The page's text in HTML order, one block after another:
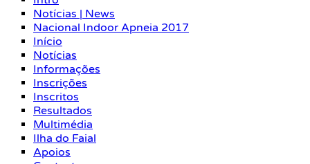
Notícias | News
Nacional Indoor Apneia 2017
Início
Notícias
Informações
Inscrições
Inscritos
Resultados
Multimédia
Ilha do Faial
Apoios